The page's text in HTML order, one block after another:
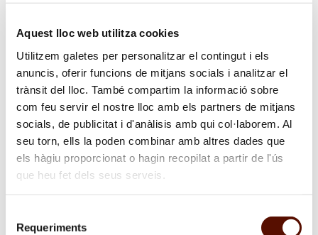
Aquest lloc web utilitza cookies
Utilitzem galetes per personalitzar el contingut i els
anuncis, oferir funcions de mitjans socials i analitzar el
trànsit del lloc. També compartim la informació sobre
com feu servir el nostre lloc amb els partners de mitjans
socials, de publicitat i d'anàlisis amb qui col·laborem. Al
seu torn, ells la poden combinar amb altres dades que
els hàgiu proporcionat o hagin recopilat a partir de l'ús
que heu fet dels seus serveis.
Requeriments
principals entitats filantròpiques internacionals, i CUPRA,
la marca desafiant i allunyada del convencional que
inspira el món des de Barcelona, són els copatrocinadors
oficials d’aquesta novena edició.
Data
15/01/2025